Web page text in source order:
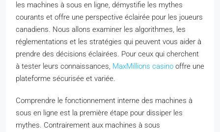
les machines à sous en ligne, démystifie les mythes
courants et offre une perspective éclairée pour les joueurs
canadiens. Nous allons examiner les algorithmes, les
réglementations et les stratégies qui peuvent vous aider à
prendre des décisions éclairées. Pour ceux qui cherchent
à tester leurs connaissances, MaxMillions casino offre une
plateforme sécurisée et variée.
Comprendre le fonctionnement interne des machines à
sous en ligne est la première étape pour dissiper les
mythes. Contrairement aux machines à sous